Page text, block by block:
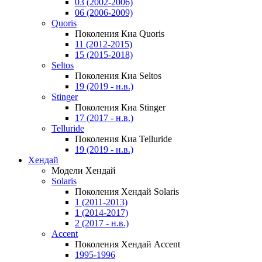
03 (2002-2006)
06 (2006-2009)
Quoris
Поколения Киа Quoris
11 (2012-2015)
15 (2015-2018)
Seltos
Поколения Киа Seltos
19 (2019 - н.в.)
Stinger
Поколения Киа Stinger
17 (2017 - н.в.)
Telluride
Поколения Киа Telluride
19 (2019 - н.в.)
Хендай
Модели Хендай
Solaris
Поколения Хендай Solaris
1 (2011-2013)
1 (2014-2017)
2 (2017 - н.в.)
Accent
Поколения Хендай Accent
1995-1996